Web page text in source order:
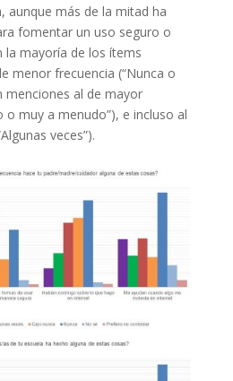
aunque más de la mitad ha
fomentar un uso seguro o
la mayoría de los ítems
menor frecuencia (“Nunca o
menciones al de mayor
o muy a menudo”), e incluso al
veces”).